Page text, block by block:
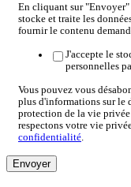
En cliquant sur "Envoyer"
stocke et traite les
fournir le contenu
J'accepte le
personnelles
Vous pouvez vous
plus d'informations sur le
protection de la vie
respectons votre vie
confidentialité